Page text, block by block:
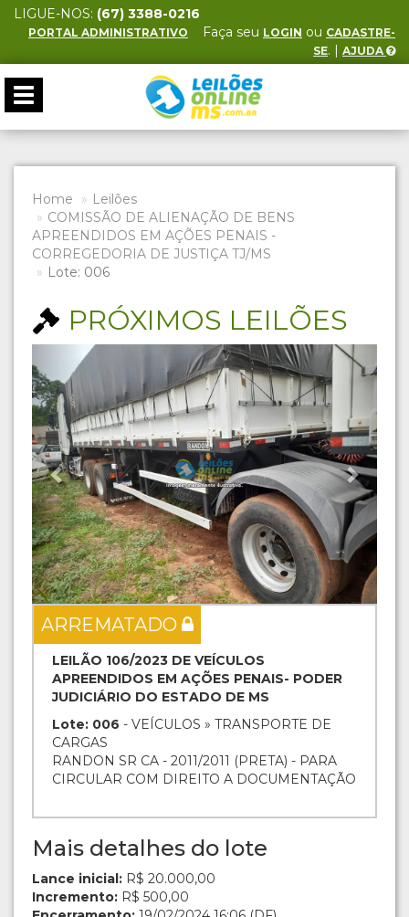
LIGUE-NOS: (67) 3388-0216
PORTAL ADMINISTRATIVO Faça seu LOGIN ou CADASTRE-
SE. | AJUDA
Toggle
navigation
Home
Leilões
COMISSÃO DE ALIENAÇÃO DE BENS
APREENDIDOS EM AÇÕES PENAIS -
CORREGEDORIA DE JUSTIÇA TJ/MS
Lote: 006
PRÓXIMOS LEILÕES
Previous Next
ARREMATADO
LEILÃO 106/2023 DE VEÍCULOS
APREENDIDOS EM AÇÕES PENAIS- PODER
JUDICIÁRIO DO ESTADO DE MS
Lote: 006 - VEÍCULOS » TRANSPORTE DE
CARGAS
RANDON SR CA - 2011/2011 (PRETA) - PARA
CIRCULAR COM DIREITO A DOCUMENTAÇÃO
Mais detalhes do lote
Lance inicial: R$ 20.000,00
Incremento: R$ 500,00